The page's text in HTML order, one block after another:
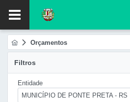
Orçamentos
Filtros
Entidade
MUNICÍPIO DE PONTE PRETA - RS